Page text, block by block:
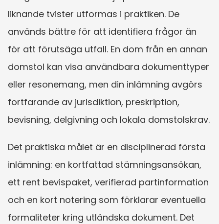
liknande tvister utformas i praktiken. De
används bättre för att identifiera frågor än
för att förutsäga utfall. En dom från en annan
domstol kan visa användbara dokumenttyper
eller resonemang, men din inlämning avgörs
fortfarande av jurisdiktion, preskription,
bevisning, delgivning och lokala domstolskrav.
Det praktiska målet är en disciplinerad första
inlämning: en kortfattad stämningsansökan,
ett rent bevispaket, verifierad partinformation
och en kort notering som förklarar eventuella
formaliteter kring utländska dokument. Det